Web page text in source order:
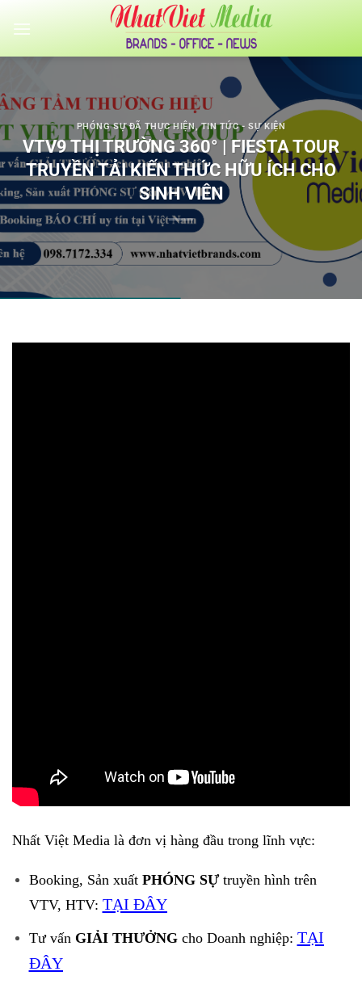
qua
PHÓNG SỰ ĐÃ THỰC HIỆN,TIN TỨC - SỰ KIỆN
VTV9 THỊ TRƯỜNG 360° | FIESTA TOUR
TRUYỀN TẢI KIẾN THỨC HỮU ÍCH CHO
SINH VIÊN
Nhất Việt Media là đơn vị hàng đầu trong lĩnh vực:
Booking, Sản xuất PHÓNG SỰtruyền hình trên
VTV, HTV: TẠI ĐÂY
Tư vấn GIẢI THƯỞNGcho Doanh nghiệp: TẠI
ĐÂY